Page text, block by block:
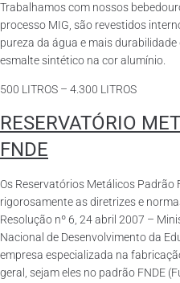
Trabalhamos com nossos
processo MIG, são revestidos
pureza da água e mais
esmalte sintético na cor alumínio.
500 LITROS – 4.300 LITROS
RESERVATÓRIO
FNDE
Os Reservatórios Metálicos Padrão
rigorosamente as diretrizes e
Resolução nº 6, 24 abril 2007 –
Nacional de Desenvolvimento da
empresa especializada na
geral, sejam eles no padrão FNDE